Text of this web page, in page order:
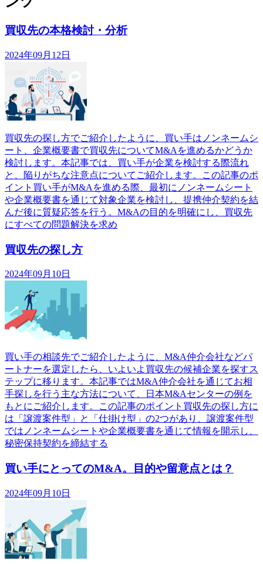
買収先の本格検討・分析
2024年09月12日
買収先の探し方でご紹介したように、買い手はノンネームシ
ート、企業概要書で買収先についてM&Aを進めるかどうか
検討します。本記事では、買い手が企業を検討する際流れ
と、陥りがちな注意点についてご紹介します。この記事のポ
イント買い手がM&Aを進める際、最初にノンネームシート
や企業概要書を通じて対象企業を検討し、提携仲介契約を結
んだ後に質疑応答を行う。M&Aの目的を明確にし、買収先
にすべての問題解決を求め
買収先の探し方
2024年09月10日
買い手の相談先でご紹介したように、M&A仲介会社などパ
ートナーを選定したら、いよいよ買収先の候補企業を探すス
テップに移ります。本記事ではM&A仲介会社を通じてお相
手探しを行う主な方法について、日本M&Aセンターの例を
もとにご紹介します。この記事のポイント買収先の探し方に
は「譲渡案件型」と「仕掛け型」の2つがあり、譲渡案件型
ではノンネームシートや企業概要書を通じて情報を開示し、
秘密保持契約を締結する
買い手にとってのM&A。目的や留意点とは？
2024年09月10日